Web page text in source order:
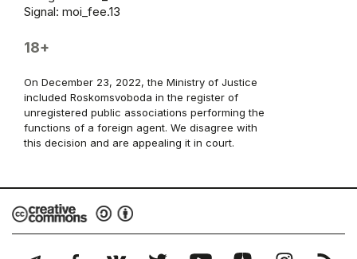
Signal: moi_fee.13
18+
On December 23, 2022, the Ministry of Justice
included Roskomsvoboda in the register of
unregistered public associations performing the
functions of a foreign agent. We disagree with
this decision and are appealing it in court.